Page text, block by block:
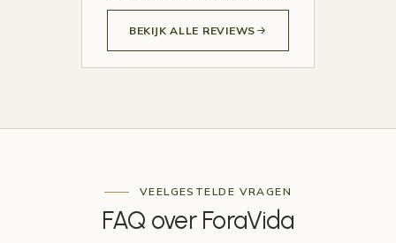
BEKIJK ALLE REVIEWS
VEELGESTELDE VRAGEN
FAQ over ForaVida